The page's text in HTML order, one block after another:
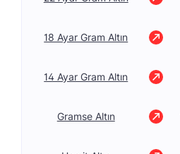
18 Ayar Gram Altın
14 Ayar Gram Altın
Gramse Altın